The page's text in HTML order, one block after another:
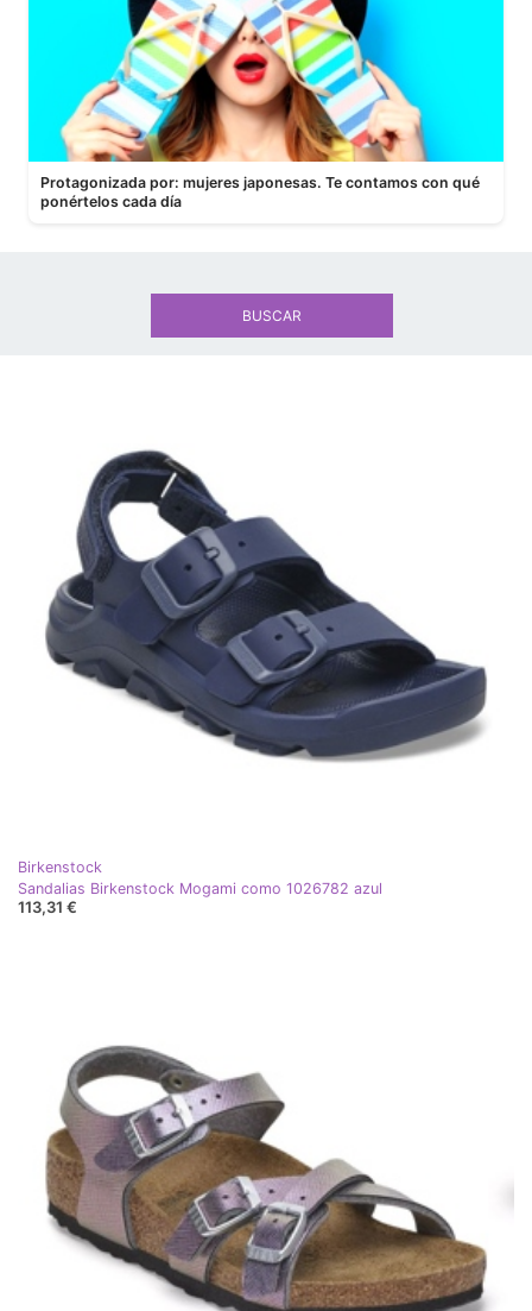
Protagonizada por: mujeres japonesas. Te contamos con qué
ponértelos cada día
Birkenstock
Sandalias Birkenstock Mogami como 1026782 azul
113,31 €
BUSCAR